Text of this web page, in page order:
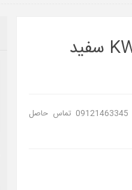
جهت استعلام موجودی لطفا با خط فروشگاه با شماره 09121463345 تماس حاصل